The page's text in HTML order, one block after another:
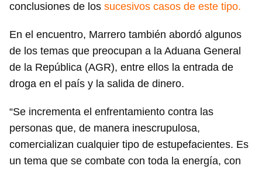
conclusiones de los sucesivos casos de este tipo.
En el encuentro, Marrero también abordó algunos
de los temas que preocupan a la Aduana General
de la República (AGR), entre ellos la entrada de
droga en el país y la salida de dinero.
“Se incrementa el enfrentamiento contra las
personas que, de manera inescrupulosa,
comercializan cualquier tipo de estupefacientes. Es
un tema que se combate con toda la energía, con